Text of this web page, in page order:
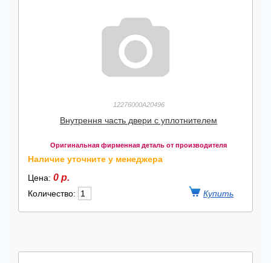
12276000A20496
Внутрення часть двери с уплотнителем
Оригинальная фирменная деталь от производителя
Наличие уточните у менеджера
Цена: 0 р.
Количество: